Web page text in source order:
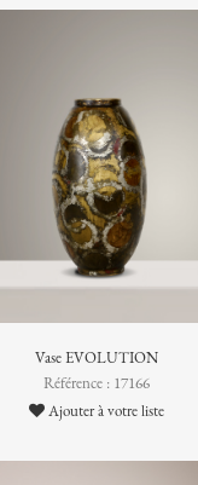
Vase EVOLUTION
Référence : 17166
Ajouter à votre liste